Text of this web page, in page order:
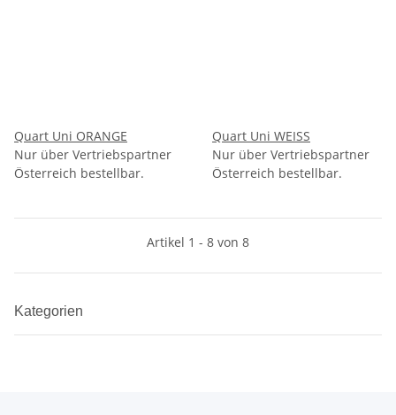
Quart Uni ORANGE
Nur über Vertriebspartner
Österreich bestellbar.
Quart Uni WEISS
Nur über Vertriebspartner
Österreich bestellbar.
Artikel 1 - 8 von 8
Kategorien